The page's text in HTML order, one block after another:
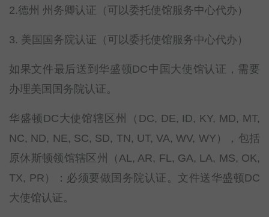
2.德州 州务卿认证（可以委托使馆服务中心代办）
3. 美国国务院认证（可以委托使馆服务中心代办）
如果文件最后送到华盛顿DC中国大使馆认证，需要
办理美国国务院认证。
华盛顿DC大使馆辖区州（DC, DE, ID, KY, MD, MT,
NC, ND, NE, SC, SD, TN, UT, VA, WV, WY），包括
原休斯顿领馆辖区州（AL, AR, FL, GA, LA, MS, OK,
TX, PR）：必须要做国务院认证。文件送华盛顿DC
大使馆认证。